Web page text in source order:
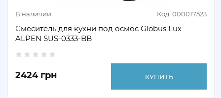
В наличии Код: 000017523
Смеситель для кухни под осмос Globus Lux
ALPEN SUS-0333-BB
2424 грн КУПИТЬ